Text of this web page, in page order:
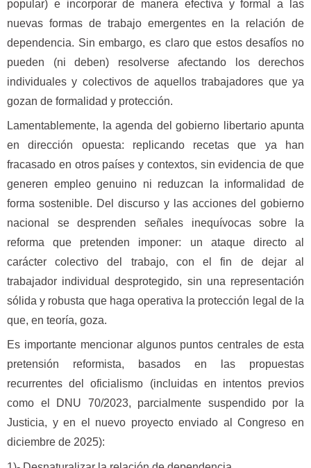
popular) e incorporar de manera efectiva y formal a las
nuevas formas de trabajo emergentes en la relación de
dependencia. Sin embargo, es claro que estos desafíos no
pueden (ni deben) resolverse afectando los derechos
individuales y colectivos de aquellos trabajadores que ya
gozan de formalidad y protección.
Lamentablemente, la agenda del gobierno libertario apunta
en dirección opuesta: replicando recetas que ya han
fracasado en otros países y contextos, sin evidencia de que
generen empleo genuino ni reduzcan la informalidad de
forma sostenible. Del discurso y las acciones del gobierno
nacional se desprenden señales inequívocas sobre la
reforma que pretenden imponer: un ataque directo al
carácter colectivo del trabajo, con el fin de dejar al
trabajador individual desprotegido, sin una representación
sólida y robusta que haga operativa la protección legal de la
que, en teoría, goza.
Es importante mencionar algunos puntos centrales de esta
pretensión reformista, basados en las propuestas
recurrentes del oficialismo (incluidas en intentos previos
como el DNU 70/2023, parcialmente suspendido por la
Justicia, y en el nuevo proyecto enviado al Congreso en
diciembre de 2025):